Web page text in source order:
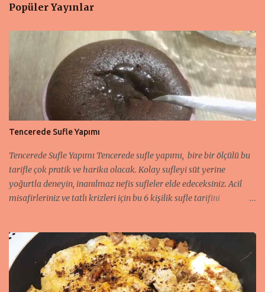
Popüler Yayınlar
Tencerede Sufle Yapımı
Tencerede Sufle Yapımı Tencerede sufle yapımı, bire bir ölçülü bu
tarifle çok pratik ve harika olacak. Kolay sufleyi süt yerine
yoğurtla deneyin, inanılmaz nefis sufleler elde edeceksiniz. Acil
misafirleriniz ve tatlı krizleri için bu 6 kişilik sufle tarifini
derseniz, buyurun tarife: Tencerede Sufle Yapımı Tarifi İçin
Malzemeler Klasik çay bardağı ölüsü 100 ml 2 yumurta 1.5 çay
bardağı şeker 1 çay bardağı yoğurt sulu kısmı ile yarım çay
bardağı sıvı yağ ( ben zeytin yağı kullandım.) 2 çay bardağı un (